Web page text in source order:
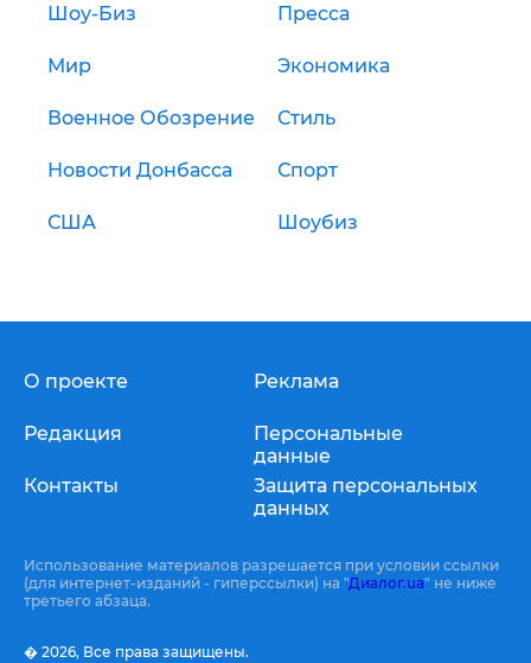
Шоу-Биз Пресса
Мир Экономика
Военное Обозрение Стиль
Новости Донбасса Спорт
США Шоубиз
О проекте
Редакция
Контакты
Реклама
Персональные
данные
Защита персональных
данных
Использование материалов разрешается при условии ссылки
(для интернет-изданий - гиперссылки) на "Диалог.ua" не ниже
третьего абзаца.
� 2026, Все права защищены.